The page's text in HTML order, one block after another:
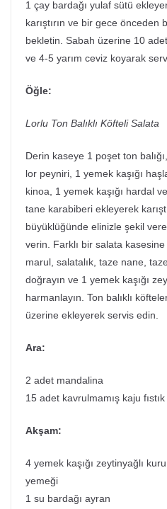
1 çay bardağı yulaf sütü
karıştırın ve bir gece önceden
bekletin. Sabah üzerine 10
ve 4-5 yarım ceviz koyarak
Öğle:
Lorlu Ton Balıklı Köfteli Salata
Derin kaseye 1 poşet ton
lor peyniri, 1 yemek kaşığı
kinoa, 1 yemek kaşığı hardal
tane karabiberi ekleyerek
büyüklüğünde elinizle şekil
verin. Farklı bir salata kasesine
marul, salatalık, taze nane,
doğrayın ve 1 yemek kaşığı
harmanlayın. Ton balıklı
üzerine ekleyerek servis edin.
Ara:
2 adet mandalina
15 adet kavrulmamış kaju fıstık
Akşam:
4 yemek kaşığı zeytinyağlı
yemeği
1 su bardağı ayran